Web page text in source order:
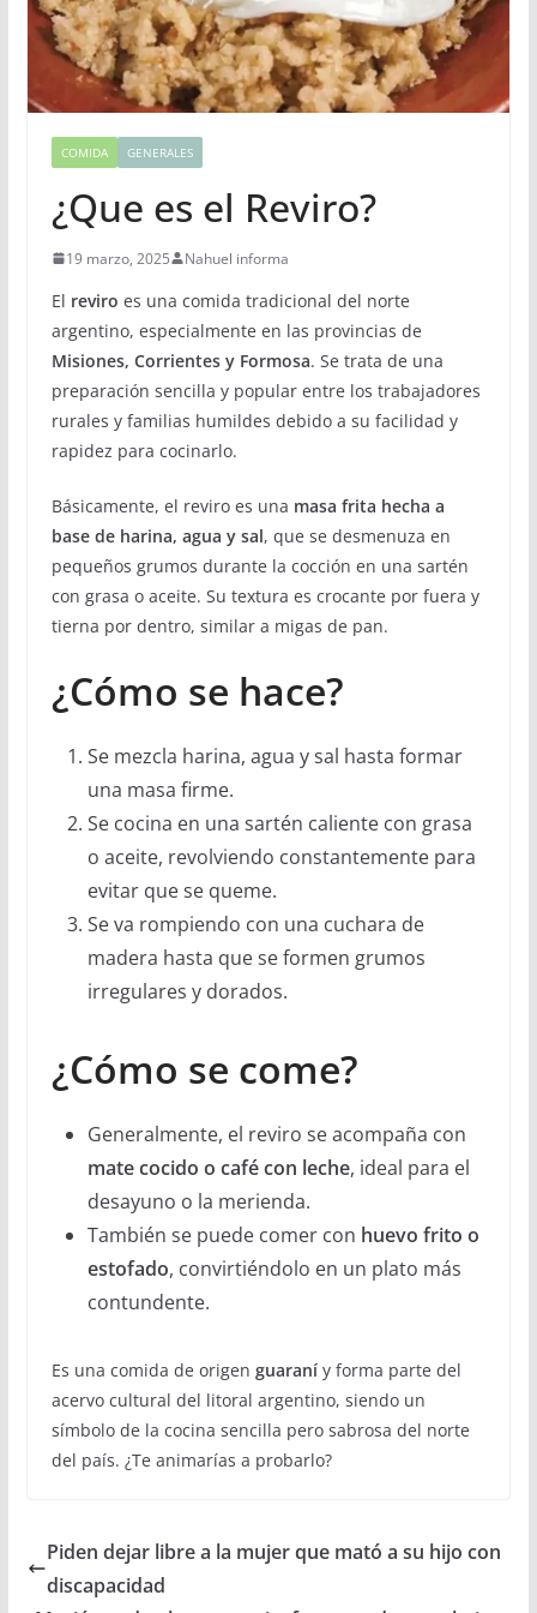
COMIDA GENERALES
¿Que es el Reviro?
19 marzo, 2025 Nahuel informa
El reviro es una comida tradicional del norte
argentino, especialmente en las provincias de
Misiones, Corrientes y Formosa. Se trata de una
preparación sencilla y popular entre los trabajadores
rurales y familias humildes debido a su facilidad y
rapidez para cocinarlo.
Básicamente, el reviro es una masa frita hecha a
base de harina, agua y sal, que se desmenuza en
pequeños grumos durante la cocción en una sartén
con grasa o aceite. Su textura es crocante por fuera y
tierna por dentro, similar a migas de pan.
¿Cómo se hace?
Se mezcla harina, agua y sal hasta formar
una masa firme.
Se cocina en una sartén caliente con grasa
o aceite, revolviendo constantemente para
evitar que se queme.
Se va rompiendo con una cuchara de
madera hasta que se formen grumos
irregulares y dorados.
¿Cómo se come?
Generalmente, el reviro se acompaña con
mate cocido o café con leche, ideal para el
desayuno o la merienda.
También se puede comer con huevo frito o
estofado, convirtiéndolo en un plato más
contundente.
Es una comida de origen guaraníy forma parte del
acervo cultural del litoral argentino, siendo un
símbolo de la cocina sencilla pero sabrosa del norte
del país. ¿Te animarías a probarlo?
Piden dejar libre a la mujer que mató a su hijo con
discapacidad